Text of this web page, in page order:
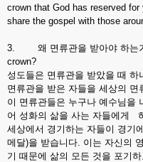
crown that God has reserved
share the gospel with those
3. 왜 면류관을 받아야 하는가
crown?
성도들은 면류관을 받았을 때
면류관을 받은 자들을 세상의
이 면류관들은 누구나 예수님을
어 성화의 삶을 사는 자들에게
세상에서 경기하는 자들이 경기
메달)을 받습니다. 이는 자신의
기 때문에 삶의 모든 것을 포기